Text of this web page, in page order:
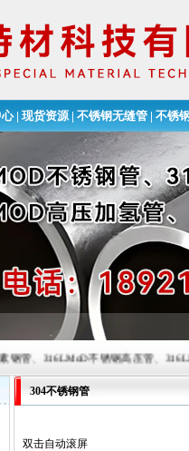
| 现货资源| 不锈钢无缝管 | 不锈
、316LMoD不锈钢高压管、
304不锈钢管
双击自动滚屏